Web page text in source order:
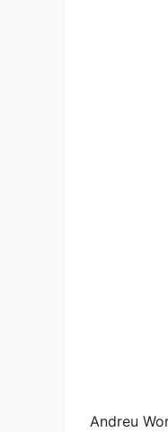
Andreu